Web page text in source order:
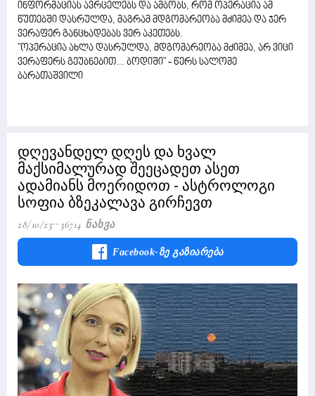
ინფორმაციას ავრცელებს და ამბობს, რომ ოპერაცია ამ
წუთებში დასრულდა, მაგრამ მდგომარეობა მძიმეა და ჯერ
ვერაფერ განცხადებას ვერ აკეთებს.
"ოპერაცია ახლა დასრულდა, მდგომარეობა მძიმეა, არ ვიცი
ვერაფერს გეუბნებით... ბოდიში" - წერს სალომე
ბარათაშვილი
დღევანდელ დღეს და ხვალ
მაქსიმალურად შეეცადეთ ასეთ
ადამიანს მოერიდოთ - ასტროლოგი
სოფია ბზეკალავა გირჩევთ
28/10/23 36714 Ნახვა
Facebook-Ზე Გაზიარება